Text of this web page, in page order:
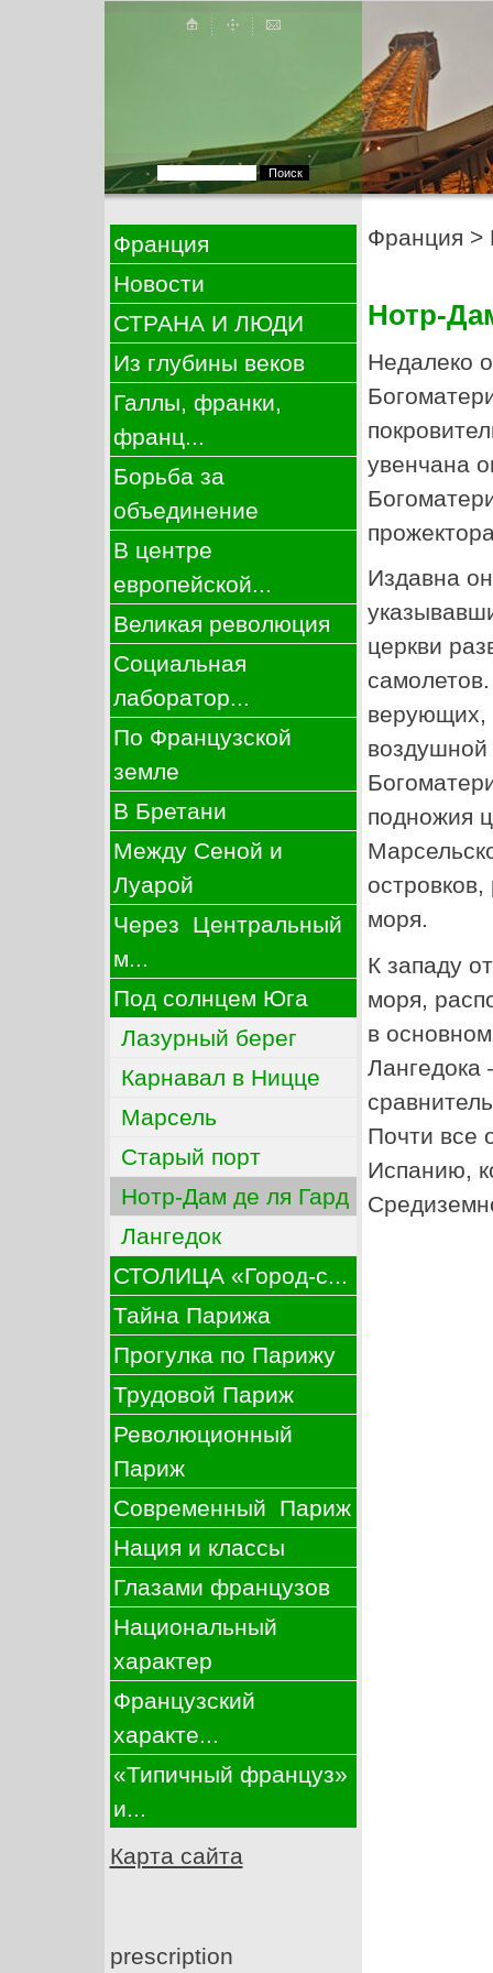
Франция
Новости
СТРАНА И ЛЮДИ
Из глубины веков
Галлы, франки,
франц...
Борьба за
объединение
В центре
европейской...
Великая революция
Социальная
лаборатор...
По Французской
земле
В Бретани
Между Сеной и
Луарой
Через Центральный
м...
Под солнцем Юга
Лазурный берег
Карнавал в Ницце
Марсель
Старый порт
Нотр-Дам де ля Гард
Лангедок
СТОЛИЦА «Город-с...
Тайна Парижа
Прогулка по Парижу
Трудовой Париж
Революционный
Париж
Современный Париж
Нация и классы
Глазами французов
Национальный
характер
Французский
характе...
«Типичный француз»
и...
Карта сайта
prescription
Франция >
Нотр-
Недалеко
увенчана
Издавна
церкви
верующих,
воздушной
подножия
моря.
К западу
моря,
в
Почти все
Испанию,